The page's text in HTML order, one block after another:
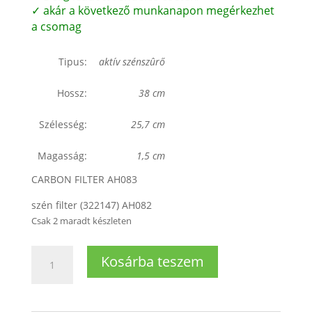
✓ akár a következő munkanapon megérkezhet
a csomag
Tipus: aktí­v szénszûrő
Hossz: 38 cm
Szélesség: 25,7 cm
Magasság:
1,5 cm
CARBON FILTER AH083
szén filter (322147) AH082
Csak 2 maradt készleten
szénfilter
Kosárba teszem